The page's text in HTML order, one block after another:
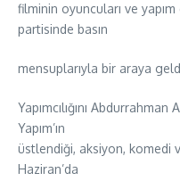
filminin oyuncuları ve
partisinde basın
mensuplarıyla bir araya
Yapımcılığını
Yapım’ın
üstlendiği, aksiyon, komedi
Haziran’da